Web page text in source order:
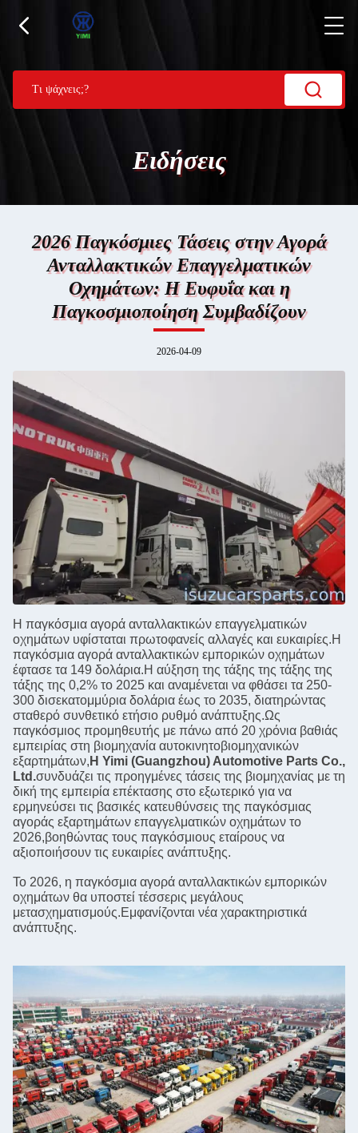
Ειδήσεις
2026 Παγκόσμιες Τάσεις στην Αγορά
Ανταλλακτικών Επαγγελματικών
Οχημάτων: Η Ευφυΐα και η
Παγκοσμιοποίηση Συμβαδίζουν
2026-04-09
Η παγκόσμια αγορά ανταλλακτικών επαγγελματικών
οχημάτων υφίσταται πρωτοφανείς αλλαγές και ευκαιρίες.Η
παγκόσμια αγορά ανταλλακτικών εμπορικών οχημάτων
έφτασε τα 149 δολάρια.Η αύξηση της τάξης της τάξης της
τάξης της 0,2% το 2025 και αναμένεται να φθάσει τα 250-
300 δισεκατομμύρια δολάρια έως το 2035, διατηρώντας
σταθερό συνθετικό ετήσιο ρυθμό ανάπτυξης.Ως
παγκόσμιος προμηθευτής με πάνω από 20 χρόνια βαθιάς
εμπειρίας στη βιομηχανία αυτοκινητοβιομηχανικών
εξαρτημάτων, Η Yimi (Guangzhou) Automotive Parts Co.,
Ltd.συνδυάζει τις προηγμένες τάσεις της βιομηχανίας με τη
δική της εμπειρία επέκτασης στο εξωτερικό για να
ερμηνεύσει τις βασικές κατευθύνσεις της παγκόσμιας
αγοράς εξαρτημάτων επαγγελματικών οχημάτων το
2026,βοηθώντας τους παγκόσμιους εταίρους να
αξιοποιήσουν τις ευκαιρίες ανάπτυξης.
Το 2026, η παγκόσμια αγορά ανταλλακτικών εμπορικών
οχημάτων θα υποστεί τέσσερις μεγάλους
μετασχηματισμούς.Εμφανίζονται νέα χαρακτηριστικά
ανάπτυξης.